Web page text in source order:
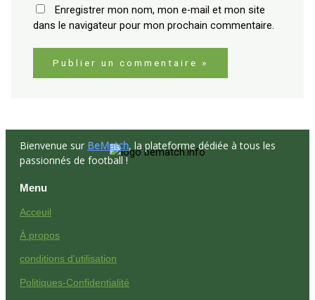
Enregistrer mon nom, mon e-mail et mon site
dans le navigateur pour mon prochain commentaire.
Bienvenue sur BeMatch, la plateforme dédiée à tous les
passionnés de football !
Menu
Acceuil
À propos
conditions d'utilisation
Politiques-Confidentialité